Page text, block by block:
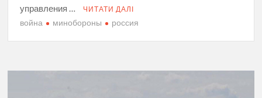
управления …
ЧИТАТИ ДАЛІ
война минобороны россия